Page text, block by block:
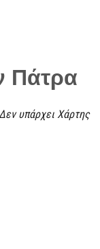
Πάτρα
Δεν υπάρχει Χάρτης